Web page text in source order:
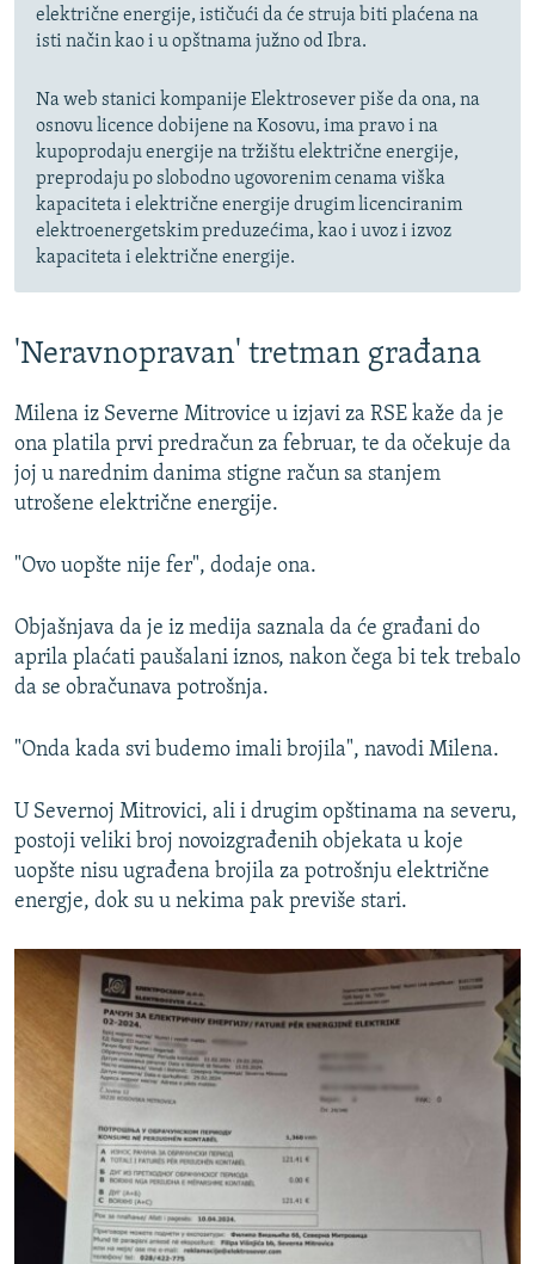
električne energije, ističući da će struja biti plaćena na
isti način kao i u opštnama južno od Ibra.
Na web stanici kompanije Elektrosever piše da ona, na
osnovu licence dobijene na Kosovu, ima pravo i na
kupoprodaju energije na tržištu električne energije,
preprodaju po slobodno ugovorenim cenama viška
kapaciteta i električne energije drugim licenciranim
elektroenergetskim preduzećima, kao i uvoz i izvoz
kapaciteta i električne energije.
'Neravnopravan' tretman građana
Milena iz Severne Mitrovice u izjavi za RSE kaže da je
ona platila prvi predračun za februar, te da očekuje da
joj u narednim danima stigne račun sa stanjem
utrošene električne energije.
"Ovo uopšte nije fer", dodaje ona.
Objašnjava da je iz medija saznala da će građani do
aprila plaćati paušalani iznos, nakon čega bi tek trebalo
da se obračunava potrošnja.
"Onda kada svi budemo imali brojila", navodi Milena.
U Severnoj Mitrovici, ali i drugim opštinama na severu,
postoji veliki broj novoizgrađenih objekata u koje
uopšte nisu ugrađena brojila za potrošnju električne
energje, dok su u nekima pak previše stari.